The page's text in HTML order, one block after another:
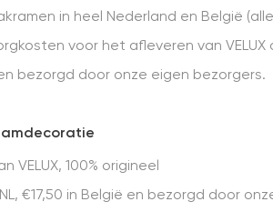
in heel Nederland en België
voor het afleveren van VELUX
bezorgd door onze eigen bezorgers.
VELUX, 100% origineel
€17,50 in België en bezorgd door